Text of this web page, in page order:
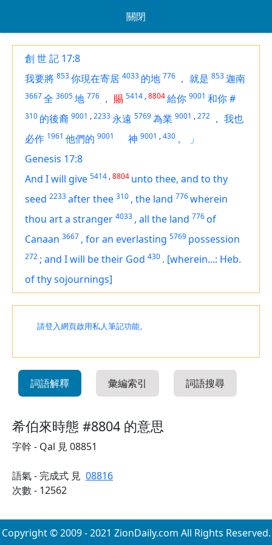
關閉
創 世 記 17:8
我要將 853你現在寄居 4033 的地 776 ， 就是 853迦南
3667全 3605地 776 ， 賜 5414 ,8804給你 9001 和你#
310 的後裔 9001 ,2233 永遠 5769為業 9001 ,272 ， 我也
必作 1961 他們的 9001 神 9001 ,430 。
」
Genesis 17:8
And I will give 5414 ,8804 unto thee, and to thy
seed 2233after thee 310 , the land 776wherein
thou art a stranger 4033 , all the land 776of
Canaan 3667 , for an everlasting 5769 possession
272 ; and I will be their God 430 . [wherein...: Heb.
of thy sojournings]
請登入網頁啟用私人筆記功能。
詞語解釋 彙編索引 詞語搜尋
希伯來時態 #8804 的意思
字幹 - Qal 見 08851
語氣 - 完成式 見 08816
次數 - 12562
Copyright © 2009 - 2021 ZionDaily.com All Rights Reserved.